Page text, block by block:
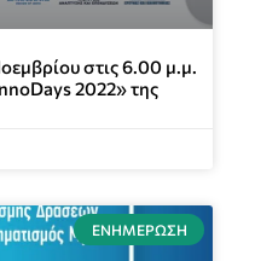
στις 6.00 μ.μ.
2022» της
ΕΝΗΜΈΡΩΣΗ